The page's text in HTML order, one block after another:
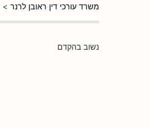
משרד עורכי דין ראובן לרנר >
נשוב בהקדם